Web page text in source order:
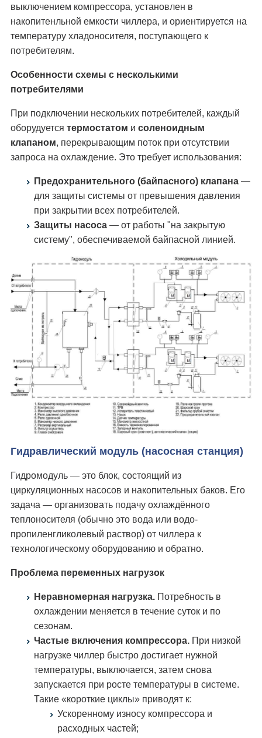
выключением компрессора, установлен в
накопитенльной емкости чиллера, и ориентируется на
температуру хладоносителя, поступающего к
потребителям.
Особенности схемы с несколькими
потребителями
При подключении нескольких потребителей, каждый
оборудуется термостатом и соленоидным
клапаном, перекрывающим поток при отсутствии
запроса на охлаждение. Это требует использования:
Предохранительного (байпасного) клапана —
для защиты системы от превышения давления
при закрытии всех потребителей.
Защиты насоса — от работы "на закрытую
систему", обеспечиваемой байпасной линией.
Гидравлический модуль (насосная станция)
Гидромодуль — это блок, состоящий из
циркуляционных насосов и накопительных баков. Его
задача — организовать подачу охлаждённого
теплоносителя (обычно это вода или водо-
пропиленгликолевый раствор) от чиллера к
технологическому оборудованию и обратно.
Проблема переменных нагрузок
Неравномерная нагрузка. Потребность в
охлаждении меняется в течение суток и по
сезонам.
Частые включения компрессора. При низкой
нагрузке чиллер быстро достигает нужной
температуры, выключается, затем снова
запускается при росте температуры в системе.
Такие «короткие циклы» приводят к:
Ускоренному износу компрессора и
расходных частей;